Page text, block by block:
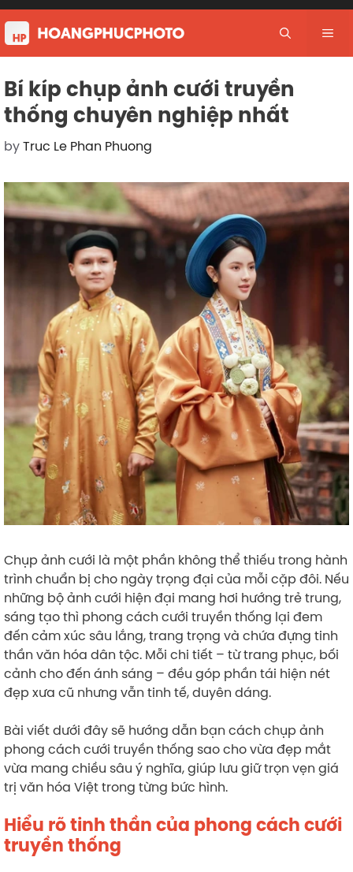
Skip
to
content
Bí kíp chụp ảnh cưới truyền
thống chuyên nghiệp nhất
byTruc Le Phan Phuong
Chụp ảnh cưới là một phần không thể thiếu trong hành
trình chuẩn bị cho ngày trọng đại của mỗi cặp đôi. Nếu
những bộ ảnh cưới hiện đại mang hơi hướng trẻ trung,
sáng tạo thì phong cách cưới truyền thống lại đem
đến cảm xúc sâu lắng, trang trọng và chứa đựng tinh
thần văn hóa dân tộc. Mỗi chi tiết – từ trang phục, bối
cảnh cho đến ánh sáng – đều góp phần tái hiện nét
đẹp xưa cũ nhưng vẫn tinh tế, duyên dáng.
Bài viết dưới đây sẽ hướng dẫn bạn cách chụp ảnh
phong cách cưới truyền thống sao cho vừa đẹp mắt
vừa mang chiều sâu ý nghĩa, giúp lưu giữ trọn vẹn giá
trị văn hóa Việt trong từng bức hình.
Hiểu rõ tinh thần của phong cách cưới
truyền thống